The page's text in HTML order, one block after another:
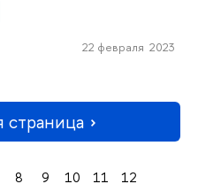
22 февраля 2023
8 9 10 11 12